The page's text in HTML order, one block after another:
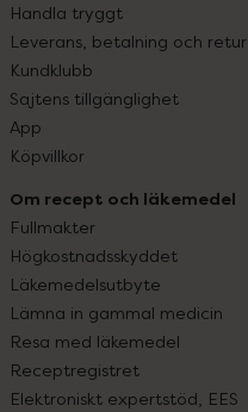
Handla tryggt
Leverans, betalning och retur
Kundklubb
Sajtens tillgänglighet
App
Köpvillkor
Om recept och läkemedel
Fullmakter
Högkostnadsskyddet
Läkemedelsutbyte
Lämna in gammal medicin
Resa med läkemedel
Receptregistret
Elektroniskt expertstöd, EES